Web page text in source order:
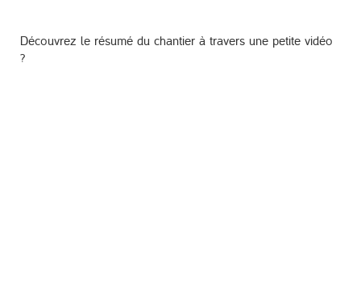
Découvrez le résumé du chantier à travers une petite vidéo
?